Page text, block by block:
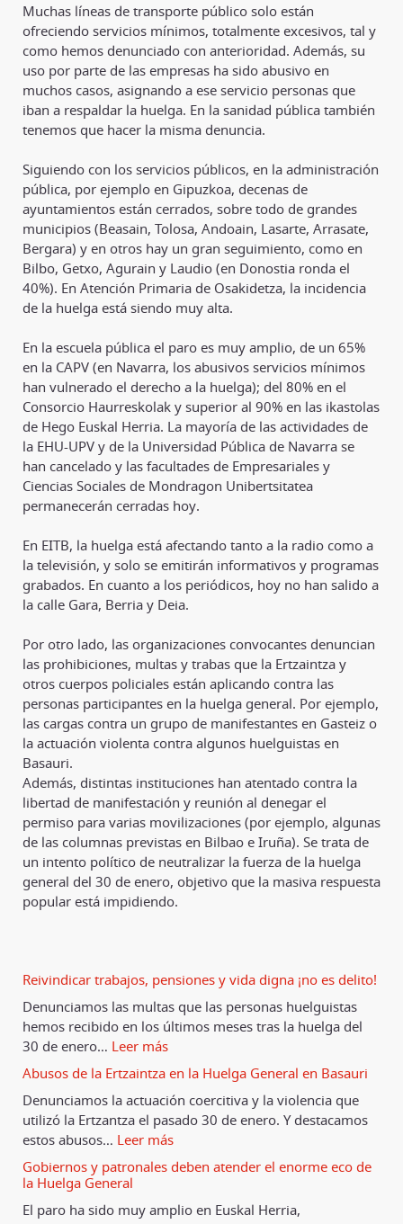
Muchas líneas de transporte público solo están
ofreciendo servicios mínimos, totalmente excesivos, tal y
como hemos denunciado con anterioridad. Además, su
uso por parte de las empresas ha sido abusivo en
muchos casos, asignando a ese servicio personas que
iban a respaldar la huelga. En la sanidad pública también
tenemos que hacer la misma denuncia.
Siguiendo con los servicios públicos, en la administración
pública, por ejemplo en Gipuzkoa, decenas de
ayuntamientos están cerrados, sobre todo de grandes
municipios (Beasain, Tolosa, Andoain, Lasarte, Arrasate,
Bergara) y en otros hay un gran seguimiento, como en
Bilbo, Getxo, Agurain y Laudio (en Donostia ronda el
40%). En Atención Primaria de Osakidetza, la incidencia
de la huelga está siendo muy alta.
En la escuela pública el paro es muy amplio, de un 65%
en la CAPV (en Navarra, los abusivos servicios mínimos
han vulnerado el derecho a la huelga); del 80% en el
Consorcio Haurreskolak y superior al 90% en las ikastolas
de Hego Euskal Herria. La mayoría de las actividades de
la EHU-UPV y de la Universidad Pública de Navarra se
han cancelado y las facultades de Empresariales y
Ciencias Sociales de Mondragon Unibertsitatea
permanecerán cerradas hoy.
En EITB, la huelga está afectando tanto a la radio como a
la televisión, y solo se emitirán informativos y programas
grabados. En cuanto a los periódicos, hoy no han salido a
la calle Gara, Berria y Deia.
Por otro lado, las organizaciones convocantes denuncian
las prohibiciones, multas y trabas que la Ertzaintza y
otros cuerpos policiales están aplicando contra las
personas participantes en la huelga general. Por ejemplo,
las cargas contra un grupo de manifestantes en Gasteiz o
la actuación violenta contra algunos huelguistas en
Basauri.
Además, distintas instituciones han atentado contra la
libertad de manifestación y reunión al denegar el
permiso para varias movilizaciones (por ejemplo, algunas
de las columnas previstas en Bilbao e Iruña). Se trata de
un intento político de neutralizar la fuerza de la huelga
general del 30 de enero, objetivo que la masiva respuesta
popular está impidiendo.
Reivindicar trabajos, pensiones y vida digna ¡no es delito!
Denunciamos las multas que las personas huelguistas
hemos recibido en los últimos meses tras la huelga del
30 de enero… Leer más
Abusos de la Ertzaintza en la Huelga General en Basauri
Denunciamos la actuación coercitiva y la violencia que
utilizó la Ertzantza el pasado 30 de enero. Y destacamos
estos abusos… Leer más
Gobiernos y patronales deben atender el enorme eco de
la Huelga General
El paro ha sido muy amplio en Euskal Herria,